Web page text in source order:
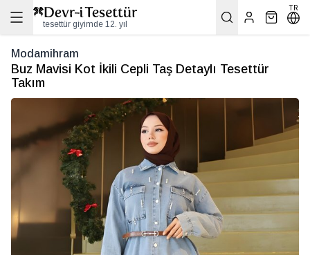
tesettür giyimde 12. yıl
TR
Modamihram
Buz Mavisi Kot İkili Cepli Taş Detaylı Tesettür
Takım